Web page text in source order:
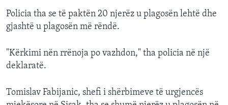
Policia tha se të paktën 20 njerëz u plagosën lehtë dhe
gjashtë u plagosën më rëndë.
"Kërkimi nën rrënoja po vazhdon," tha policia në një
deklaratë.
Tomislav Fabijanic, shefi i shërbimeve të urgjencës